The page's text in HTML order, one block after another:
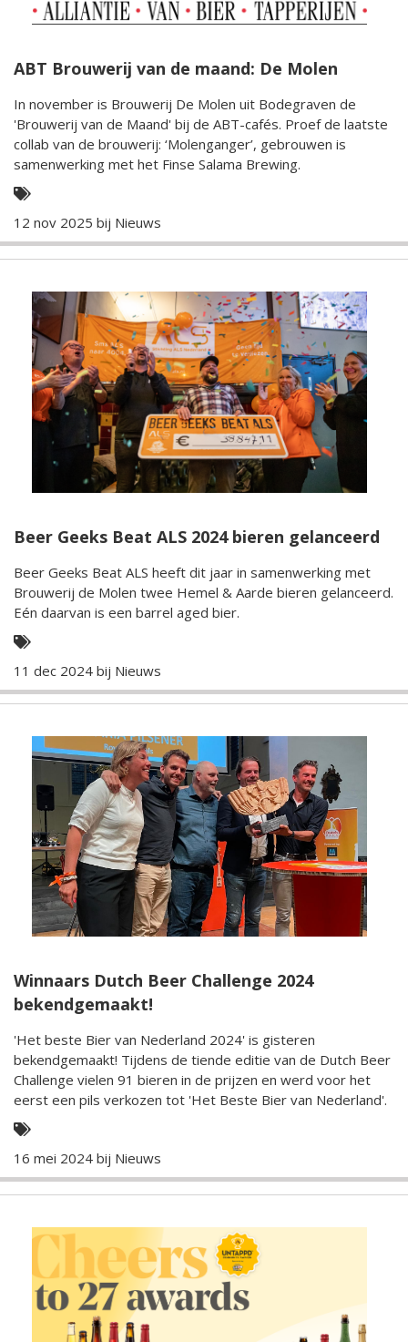
ABT Brouwerij van de maand: De Molen
In november is Brouwerij De Molen uit Bodegraven de
'Brouwerij van de Maand' bij de ABT-cafés. Proef de laatste
collab van de brouwerij: ‘Molenganger’, gebrouwen is
samenwerking met het Finse Salama Brewing.
12 nov 2025 bij Nieuws
Beer Geeks Beat ALS 2024 bieren gelanceerd
Beer Geeks Beat ALS heeft dit jaar in samenwerking met
Brouwerij de Molen twee Hemel & Aarde bieren gelanceerd.
Eén daarvan is een barrel aged bier.
11 dec 2024 bij Nieuws
Winnaars Dutch Beer Challenge 2024
bekendgemaakt!
'Het beste Bier van Nederland 2024' is gisteren
bekendgemaakt! Tijdens de tiende editie van de Dutch Beer
Challenge vielen 91 bieren in de prijzen en werd voor het
eerst een pils verkozen tot 'Het Beste Bier van Nederland'.
16 mei 2024 bij Nieuws